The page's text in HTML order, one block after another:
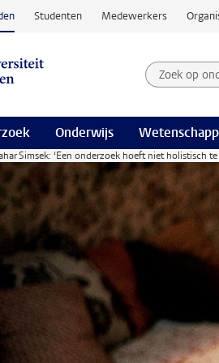
Studenten Medewerkers
Zoek op
Zoekterm
Onderwijs
Simsek: ‘Een onderzoek hoeft niet holistisch te